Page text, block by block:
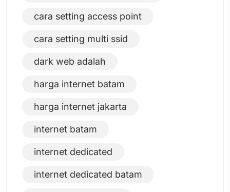
cara setting access point
cara setting multi ssid
dark web adalah
harga internet batam
harga internet jakarta
internet batam
internet dedicated
internet dedicated batam